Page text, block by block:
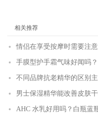
相关推荐
情侣在享受按摩时需要注
手膜型护手霜气味好闻吗？
不同品牌抗老精华的区别
男士保湿精华能改善皮肤干
AHC 水乳好用吗？白瓶蓝